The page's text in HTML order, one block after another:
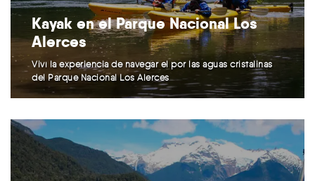
Kayak en el Parque Nacional Los
Alerces
Viví la experiencia de navegar el por las aguas cristalinas
del Parque Nacional Los Alerces